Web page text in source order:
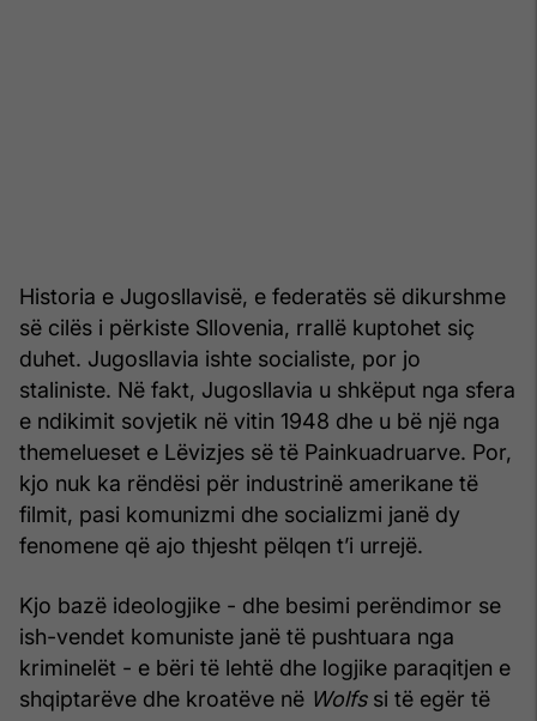
Historia e Jugosllavisë, e federatës së dikurshme
së cilës i përkiste Sllovenia, rrallë kuptohet siç
duhet. Jugosllavia ishte socialiste, por jo
staliniste. Në fakt, Jugosllavia u shkëput nga sfera
e ndikimit sovjetik në vitin 1948 dhe u bë një nga
themelueset e Lëvizjes së të Painkuadruarve. Por,
kjo nuk ka rëndësi për industrinë amerikane të
filmit, pasi komunizmi dhe socializmi janë dy
fenomene që ajo thjesht pëlqen t’i urrejë.
Kjo bazë ideologjike - dhe besimi perëndimor se
ish-vendet komuniste janë të pushtuara nga
kriminelët - e bëri të lehtë dhe logjike paraqitjen e
shqiptarëve dhe kroatëve në Wolfssi të egër të